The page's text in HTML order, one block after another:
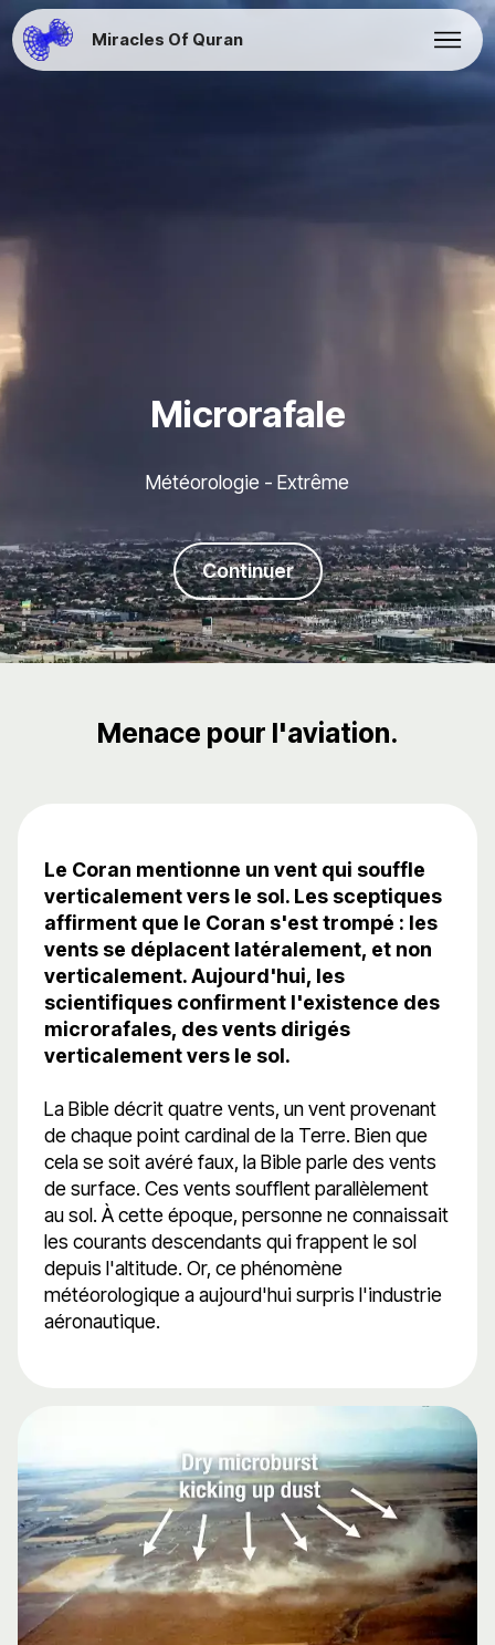
Miracles Of Quran
Microrafale
Météorologie - Extrême
Continuer
Menace pour l'aviation.
Le Coran mentionne un vent qui souffle
verticalement vers le sol. Les sceptiques
affirment que le Coran s'est trompé : les
vents se déplacent latéralement, et non
verticalement. Aujourd'hui, les
scientifiques confirment l'existence des
microrafales, des vents dirigés
verticalement vers le sol.
La Bible décrit quatre vents, un vent provenant
de chaque point cardinal de la Terre. Bien que
cela se soit avéré faux, la Bible parle des vents
de surface. Ces vents soufflent parallèlement
au sol. À cette époque, personne ne connaissait
les courants descendants qui frappent le sol
depuis l'altitude. Or, ce phénomène
météorologique a aujourd'hui surpris l'industrie
aéronautique.